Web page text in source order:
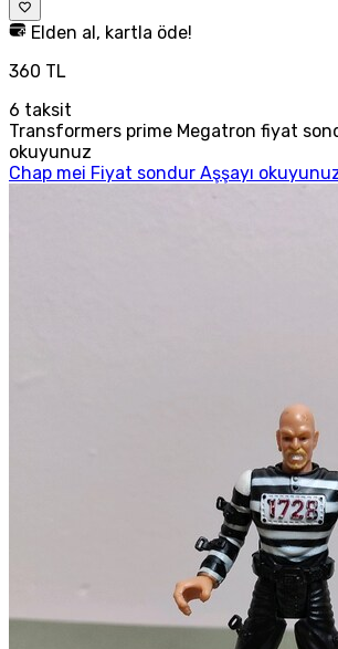
Elden al, kartla öde!
360 TL
6 taksit
Transformers prime Megatron fiyat
okuyunuz
Chap mei Fiyat sondur Aşşayı